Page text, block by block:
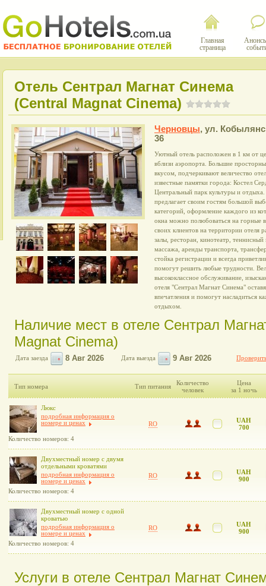
Главная
страница
Отель Сентрал Магнат Синема
(Central Magnat Cinema)
Черновцы, ул.
36
Уютный отель расположен в 1 км от
вблизи аэропорта. Большие
вкусом, подчеркивают величество
известные памятки города: Костел
Центральный парк культуры и
предлагает своим гостям большой
категорий, оформление каждого из
окна можно полюбоваться на горные
своих клиентов на территории отеля
залы, ресторан, кинотеатр, теннисный
массажа, аренды транспорта,
стойка регистрации и всегда
помогут решить любые трудности.
высококлассное обслуживание,
отеля "Сентрал Магнат Синема"
впечатления и помогут насладиться
отдыхом.
Наличие мест в отеле Сентрал
Magnat Cinema)
Дата заезда Дата выезда
Тип номера Тип питания
Количество
человек
Цена
за 1 ночь
Люкс
подробная информация о
номере и ценах
Количество номеров: 4
RO
UAH
700
Двухместный номер с двумя
отдельными кроватями
подробная информация о
номере и ценах
Количество номеров: 4
RO
UAH
900
Двухместный номер с одной
кроватью
подробная информация о
номере и ценах
Количество номеров: 4
RO
UAH
900
Услуги в отеле Сентрал Магнат